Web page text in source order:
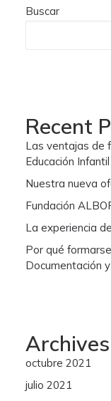
Buscar
Recent
Las ventajas de
Educación Infantil
Nuestra nueva
Fundación
La experiencia
Por qué
Documentación
Archives
octubre 2021
julio 2021